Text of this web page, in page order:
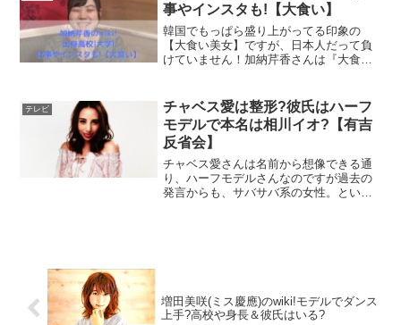
事やインスタも!【大食い】
韓国でもっぱら盛り上がってる印象の
【大食い美女】ですが、日本人だって負
けていません！加納芹香さんは『大食い
メージがありますが、2021年は常連にな
ってテレビ番組でも...
テレビ
チャベス愛は整形?彼氏はハーフ
モデルで本名は相川イオ?【有吉
反省会】
チャベス愛さんは名前から想像できる通
り、ハーフモデルさんなのですが過去の
発言からも、サバサバ系の女性。という
ベス愛さんが『有吉反省会』に出演され
るということで、気になる内容までリサ
ーチしていきますよ！
増田美咲(ミス慶應)のwiki!モデルでダンス
上手?高校や身長＆彼氏はいる?